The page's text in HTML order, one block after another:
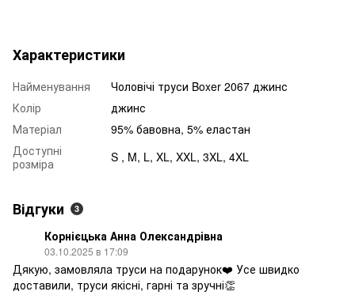
Характеристики
Найменування
Чоловічі труси Boxer 2067 джинс
Колір
джинс
Матеріал
95% бавовна, 5% еластан
Доступні
розміра
S , M, L, XL, XXL, 3XL, 4XL
Відгуки 3
Корнієцька Анна Олександрівна
03.10.2025 в 17:09
Дякую, замовляла труси на подарунок❤️ Усе швидко
доставили, труси якісні, гарні та зручні👏